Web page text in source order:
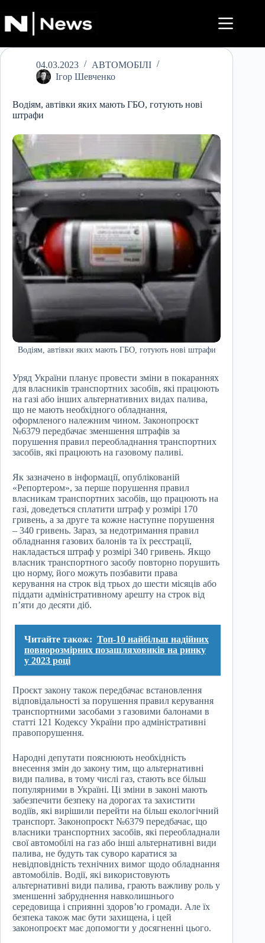
до
вмісту
04.03.2023
АВТОМОБІЛІ
Ігор Шевченко
Водіям, автівки яких мають ГБО, готують нові
штрафи
Водіям, автівки яких мають ГБО, готують нові штрафи
Уряд України планує провести зміни в покараннях
для власників транспортних засобів, які працюють
на газі або інших альтернативних видах палива,
що не мають необхідного обладнання,
оформленого належним чином. Законопроєкт
№6379 передбачає зменшення штрафів за
порушення правил переобладнання транспортних
засобів, які працюють на газовому паливі.
Як зазначено в інформації, опублікованій
«Репортером», за перше порушення правил
власникам транспортних засобів, що працюють на
газі, доведеться сплатити штраф у розмірі 170
гривень, а за друге та кожне наступне порушення
– 340 гривень. Зараз, за недотримання правил
обладнання газових балонів та їх реєстрації,
накладається штраф у розмірі 340 гривень. Якщо
власник транспортного засобу повторно порушить
цю норму, його можуть позбавити права
керування на строк від трьох до шести місяців або
піддати адміністративному арешту на строк від
п’яти до десяти діб.
Читайте також: Топ-10 найбільш надійних
повнорозмірних позашляховиків на ринку
у 2023 році
Проєкт закону також передбачає встановлення
відповідальності за порушення правил керування
транспортними засобами з газовими балонами в
статті 121 Кодексу України про адміністративні
правопорушення.
Народні депутати пояснюють необхідність
внесення змін до закону тим, що альтернативні
види палива, в тому числі газ, стають все більш
популярними в Україні. Ці зміни в законі мають
забезпечити безпеку на дорогах та захистити
водіїв, які вирішили перейти на більш екологічний
транспорт. Законопроєкт №6379 передбачає, що
власники транспортних засобів, які переобладнали
свої автомобілі на газ або інші альтернативні види
палива, не будуть так суворо каратися за
невідповідність технічних вимог щодо обладнання
автомобілів. Водії, які використовують
альтернативні види палива, грають важливу роль у
зменшенні забруднення навколишнього
середовища і сприянні здоров’ю громади. Але їх
безпека також має бути захищена, і цей
законопроєкт має допомогти у досягненні цього.